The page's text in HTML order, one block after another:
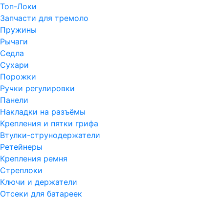
Топ-Локи
Запчасти для тремоло
Пружины
Рычаги
Седла
Сухари
Порожки
Ручки регулировки
Панели
Накладки на разъёмы
Крепления и пятки грифа
Втулки-струнодержатели
Ретейнеры
Крепления ремня
Стреплоки
Ключи и держатели
Отсеки для батареек